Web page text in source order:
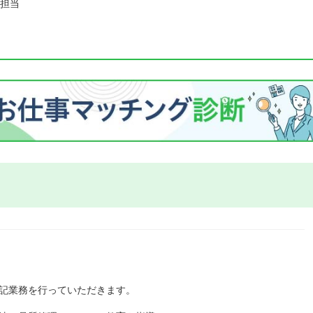
当
業務を行っていただきます。